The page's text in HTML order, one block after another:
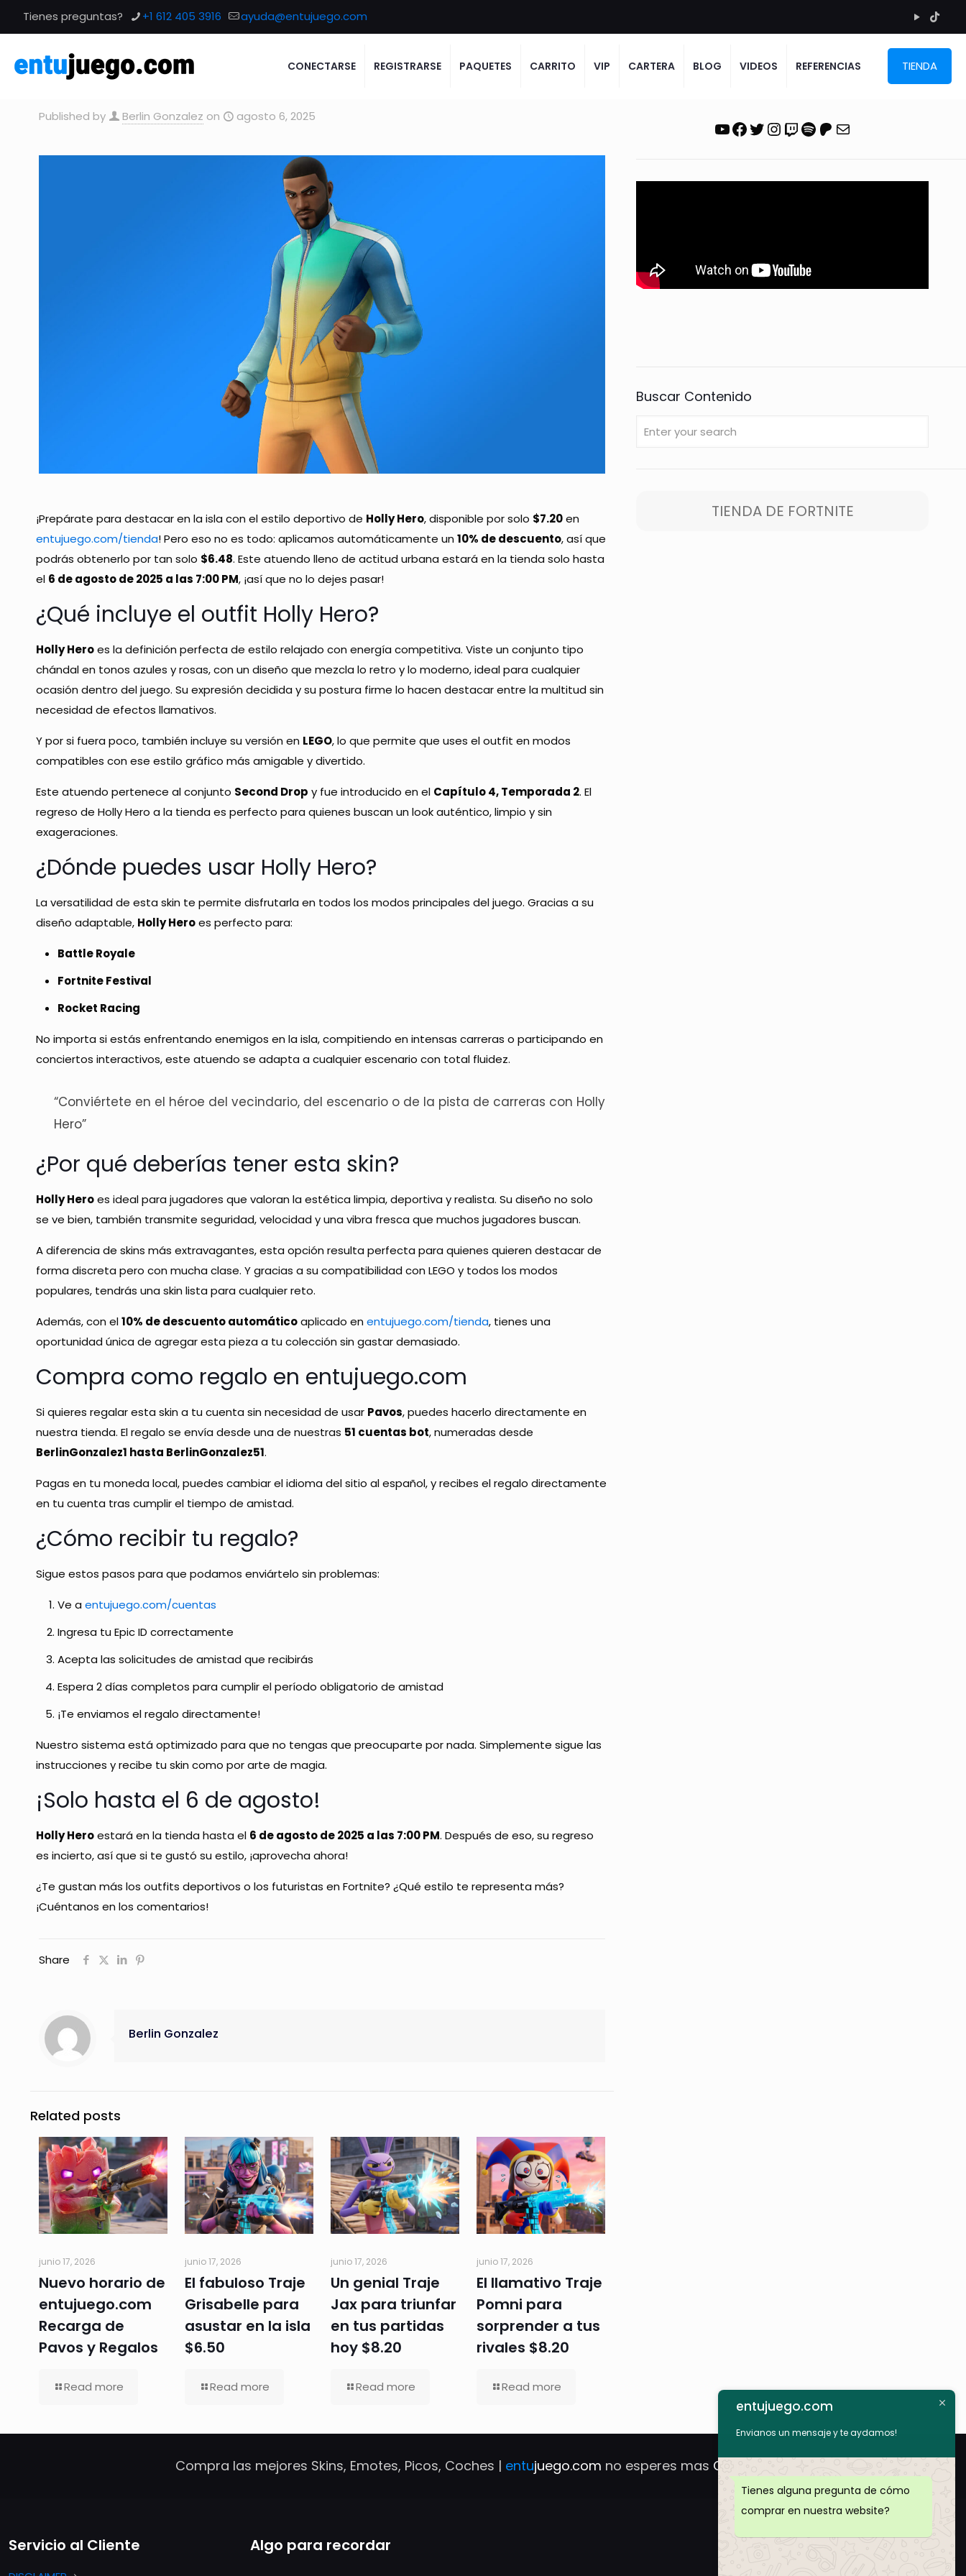
Tienes preguntas? +1 612 405 3916 ayuda@entujuego.com
CONECTARSE REGISTRARSE PAQUETES CARRITO VIP CARTERA BLOG VIDEOS REFERENCIAS TIENDA
Published by Berlin Gonzalez on agosto 6, 2025
¡Prepárate para destacar en la isla con el estilo deportivo de Holly Hero, disponible por solo $7.20en
entujuego.com/tienda! Pero eso no es todo: aplicamos automáticamente un10% de descuento, así que
podrás obtenerlo por tan solo $6.48. Este atuendo lleno de actitud urbana estará en la tienda solo hasta
el 6 de agosto de 2025 a las 7:00 PM, ¡así que no lo dejes pasar!
¿Qué incluye el outfit Holly Hero?
Holly Heroes la definición perfecta de estilo relajado con energía competitiva. Viste un conjunto tipo
chándal en tonos azules y rosas, con un diseño que mezcla lo retro y lo moderno, ideal para cualquier
ocasión dentro del juego. Su expresión decidida y su postura firme lo hacen destacar entre la multitud sin
necesidad de efectos llamativos.
Y por si fuera poco, también incluye su versión en LEGO, lo que permite que uses el outfit en modos
compatibles con ese estilo gráfico más amigable y divertido.
Este atuendo pertenece al conjunto Second Drop y fue introducido en el Capítulo 4, Temporada 2. El
regreso de Holly Hero a la tienda es perfecto para quienes buscan un look auténtico, limpio y sin
exageraciones.
¿Dónde puedes usar Holly Hero?
La versatilidad de esta skin te permite disfrutarla en todos los modos principales del juego. Gracias a su
diseño adaptable, Holly Heroes perfecto para:
Battle Royale
Fortnite Festival
Rocket Racing
No importa si estás enfrentando enemigos en la isla, compitiendo en intensas carreras o participando en
conciertos interactivos, este atuendo se adapta a cualquier escenario con total fluidez.
“Conviértete en el héroe del vecindario, del escenario o de la pista de carreras con Holly
Hero”
¿Por qué deberías tener esta skin?
Holly Heroes ideal para jugadores que valoran la estética limpia, deportiva y realista. Su diseño no solo
se ve bien, también transmite seguridad, velocidad y una vibra fresca que muchos jugadores buscan.
A diferencia de skins más extravagantes, esta opción resulta perfecta para quienes quieren destacar de
forma discreta pero con mucha clase. Y gracias a su compatibilidad con LEGO y todos los modos
populares, tendrás una skin lista para cualquier reto.
Además, con el10% de descuento automáticoaplicado enentujuego.com/tienda, tienes una
oportunidad única de agregar esta pieza a tu colección sin gastar demasiado.
Compra como regalo en entujuego.com
Si quieres regalar esta skin a tu cuenta sin necesidad de usar Pavos, puedes hacerlo directamente en
nuestra tienda. El regalo se envía desde una de nuestras 51 cuentas bot, numeradas desde
BerlinGonzalez1 hasta BerlinGonzalez51.
Pagas en tu moneda local, puedes cambiar el idioma del sitio al español, y recibes el regalo directamente
en tu cuenta tras cumplir el tiempo de amistad.
¿Cómo recibir tu regalo?
Sigue estos pasos para que podamos enviártelo sin problemas:
Ve aentujuego.com/cuentas
Ingresa tu Epic ID correctamente
Acepta las solicitudes de amistad que recibirás
Espera 2 días completos para cumplir el período obligatorio de amistad
¡Te enviamos el regalo directamente!
Nuestro sistema está optimizado para que no tengas que preocuparte por nada. Simplemente sigue las
instrucciones y recibe tu skin como por arte de magia.
¡Solo hasta el 6 de agosto!
Holly Heroestará en la tienda hasta el 6 de agosto de 2025 a las 7:00 PM. Después de eso, su regreso
es incierto, así que si te gustó su estilo, ¡aprovecha ahora!
¿Te gustan más los outfits deportivos o los futuristas en Fortnite? ¿Qué estilo te representa más?
¡Cuéntanos en los comentarios!
Share
Berlin Gonzalez
Related posts
junio 17, 2026
Nuevo horario de
entujuego.com
Recarga de
Pavos y Regalos
Read more
junio 17, 2026
El fabuloso Traje
Grisabelle para
asustar en la isla
$6.50
Read more
junio 17, 2026
Un genial Traje
Jax para triunfar
en tus partidas
hoy $8.20
Read more
junio 17, 2026
El llamativo Traje
Pomni para
sorprender a tus
rivales $8.20
Read more
YouTube
Facebook
Twitter
Instagram
Twitch
Spotify
Patreon
Correo electrónico
Buscar Contenido
TIENDA DE FORTNITE
Compra las mejores Skins, Emotes, Picos, Coches | entujuego.com no esperes mas Compra Ya!
Servicio al Cliente Algo para recordar
entujuego.com
Envianos un mensaje y te aydamos!
Tienes alguna pregunta de cómo
comprar en nuestra website?